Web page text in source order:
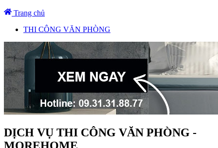
Trang chủ
THI CÔNG VĂN PHÒNG
DỊCH VỤ THI CÔNG VĂN PHÒNG -